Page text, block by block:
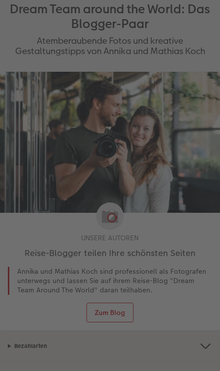
Dream Team around the World: Das
Blogger-Paar
Atemberaubende Fotos und kreative
Gestaltungstipps von Annika und Mathias Koch
UNSERE AUTOREN
Reise-Blogger teilen Ihre schönsten Seiten
Annika und Mathias Koch sind professionell als Fotografen
unterwegs und lassen Sie auf ihrem Reise-Blog "Dream
Team Around The World" daran teilhaben.
Zum Blog
Bezahlarten